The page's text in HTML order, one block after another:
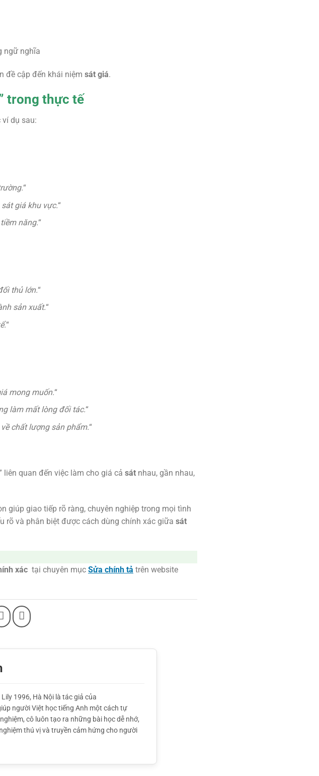
ngữ nghĩa
đề cập đến khái niệm sát giá.
trong thực tế
ví dụ sau:
“
giá khu vực.“
năng.“
thủ lớn.“
sản xuất.“
“
mong muốn.“
làm mất lòng đối tác.“
chất lượng sản phẩm.“
liên quan đến việc làm cho giá cả sát nhau, gần nhau,
giúp giao tiếp rõ ràng, chuyên nghiệp trong mọi tình
rõ và phân biệt được cách dùng chính xác giữa sát
xác tại chuyên mục Sửa chính tả trên website
1996, Hà Nội là tác giả của
người Việt học tiếng Anh một cách tự
cô luôn tạo ra những bài học dễ nhớ,
thú vị và truyền cảm hứng cho người